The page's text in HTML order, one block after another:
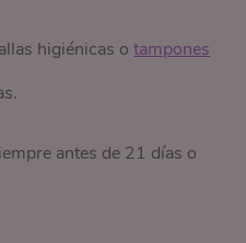
higiénicas otampones
antes de 21 días o